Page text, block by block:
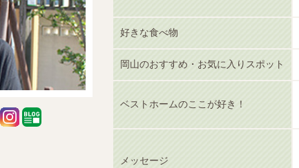
好きな食べ物
岡山のおすすめ・お気に入りスポット
ベストホームのここが好き！
メッセージ